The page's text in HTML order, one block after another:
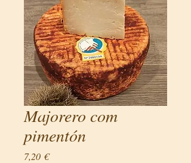
Majorero com
pimentón
7,20 €Precio